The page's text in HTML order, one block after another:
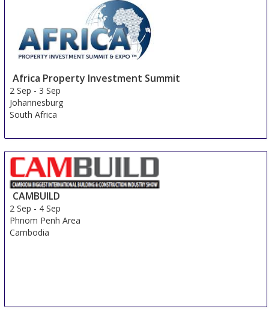
Africa Property Investment Summit
2 Sep - 3 Sep
Johannesburg
South Africa
CAMBUILD
2 Sep - 4 Sep
Phnom Penh Area
Cambodia